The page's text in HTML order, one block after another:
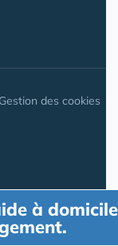
Gestion des cookies
à domicile